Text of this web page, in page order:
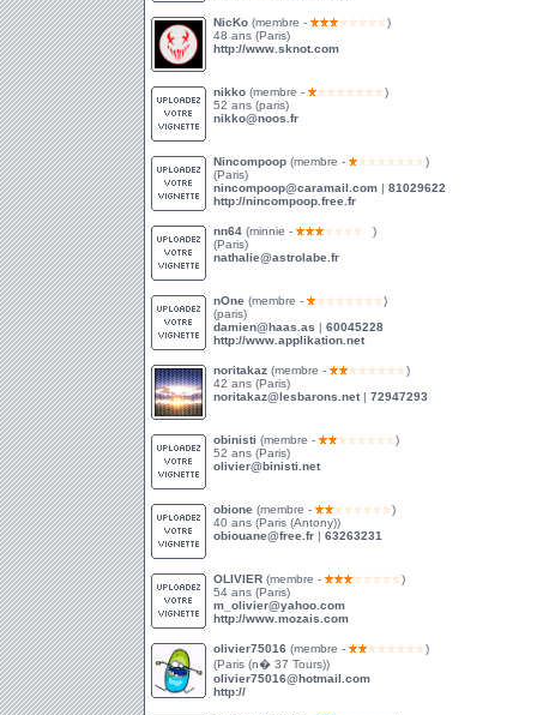
NicKo (membre -
)
48 ans (Paris)
http://www.sknot.com
nikko (membre -
)
52 ans (paris)
nikko@noos.fr
Nincompoop (membre -
)
(Paris)
nincompoop@caramail.com | 81029622
http://nincompoop.free.fr
nn64 (minnie -
)
(Paris)
nathalie@astrolabe.fr
nOne (membre -
)
(paris)
damien@haas.as | 60045228
http://www.applikation.net
noritakaz (membre -
)
42 ans (Paris)
noritakaz@lesbarons.net| 72947293
obinisti (membre -
)
52 ans (Paris)
olivier@binisti.net
obione (membre -
)
40 ans (Paris (Antony))
obiouane@free.fr | 63263231
OLIVIER (membre -
)
54 ans (Paris)
m_olivier@yahoo.com
http://www.mozais.com
olivier75016 (membre -
)
(Paris (n� 37 Tours))
olivier75016@hotmail.com
http://